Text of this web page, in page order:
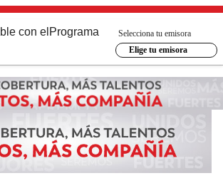
con el Programa
Selecciona tu emisora
Elige tu emisora